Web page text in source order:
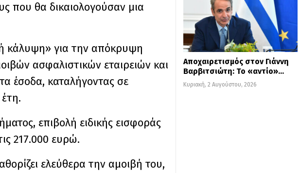
που θα δικαιολογούσαν μια
κάλυψη» για την απόκρυψη
ασφαλιστικών εταιρειών και
έσοδα, καταλήγοντας σε
επιβολή ειδικής εισφοράς
217.000 ευρώ.
ελεύθερα την αμοιβή του,
Αποχαιρετισμός στον Γιάννη
Βαρβιτσιώτη: Το «αντίο»…
Κυριακή, 2 Αυγούστου, 2026